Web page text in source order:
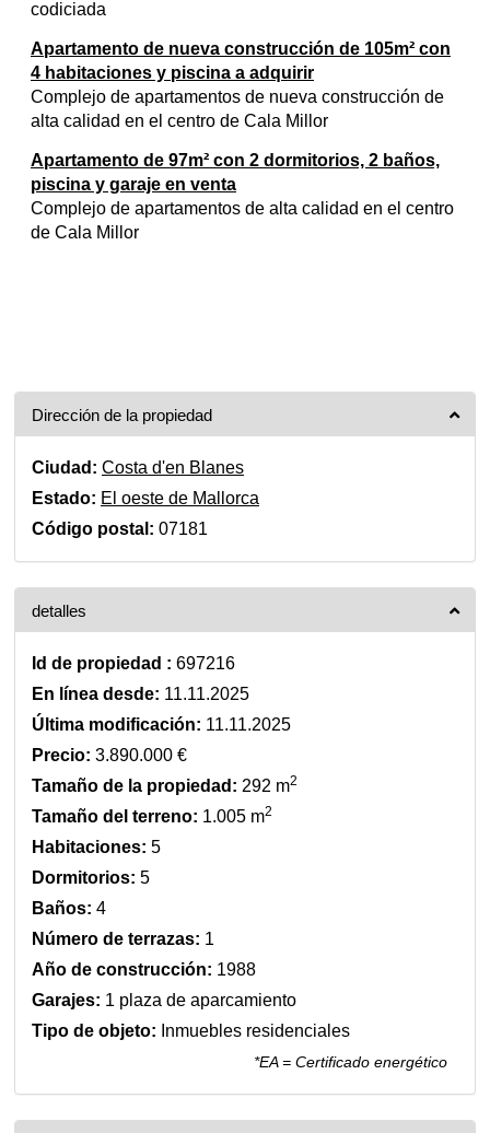
codiciada
Apartamento de nueva construcción de 105m² con
4 habitaciones y piscina a adquirir
Complejo de apartamentos de nueva construcción de
alta calidad en el centro de Cala Millor
Apartamento de 97m² con 2 dormitorios, 2 baños,
piscina y garaje en venta
Complejo de apartamentos de alta calidad en el centro
de Cala Millor
Dirección de la propiedad
Ciudad: Costa d'en Blanes
Estado: El oeste de Mallorca
Código postal: 07181
detalles
Id de propiedad : 697216
En línea desde: 11.11.2025
Última modificación: 11.11.2025
Precio: 3.890.000 €
Tamaño de la propiedad: 292 m2
Tamaño del terreno: 1.005 m2
Habitaciones: 5
Dormitorios: 5
Baños: 4
Número de terrazas: 1
Año de construcción: 1988
Garajes: 1 plaza de aparcamiento
Tipo de objeto: Inmuebles residenciales
*EA = Certificado energético